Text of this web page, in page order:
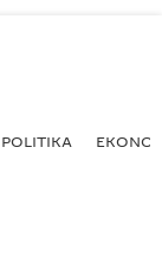
POLITIKA